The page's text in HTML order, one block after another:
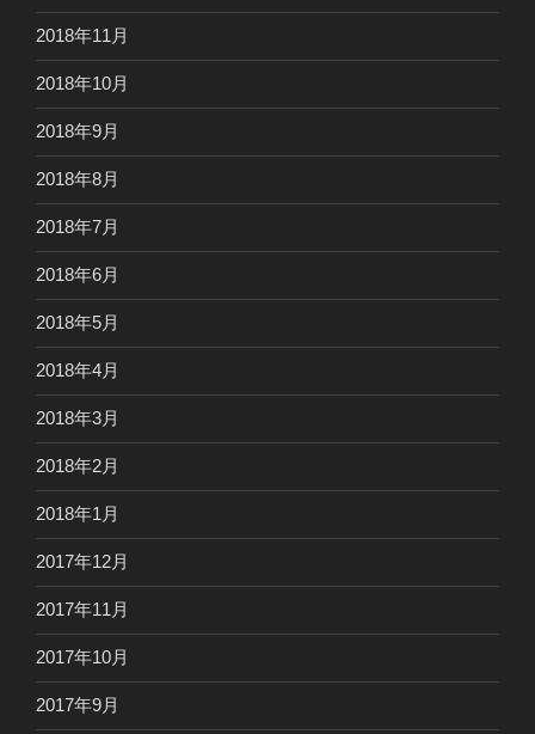
2018年11月
2018年10月
2018年9月
2018年8月
2018年7月
2018年6月
2018年5月
2018年4月
2018年3月
2018年2月
2018年1月
2017年12月
2017年11月
2017年10月
2017年9月